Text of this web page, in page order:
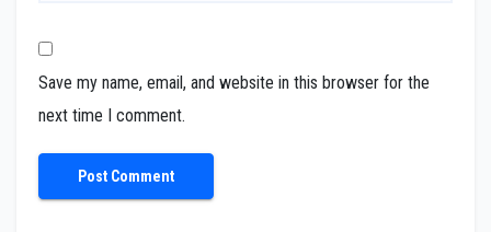
Save my name, email, and website in this browser for the
next time I comment.